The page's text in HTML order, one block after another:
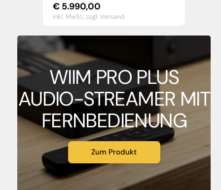
€ 5.990,00
inkl. MwSt.,zzgl. Versand
WIIM PRO PLUS
AUDIO-STREAMER MIT
FERNBEDIENUNG
Zum Produkt